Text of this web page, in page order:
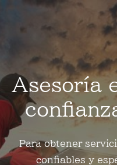
Asesoría
Para obtener
confiables y